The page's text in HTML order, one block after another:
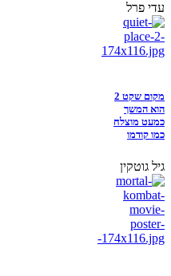
עדי פרל
מקום שקט 2
הוא המשך
כמעט מוצלח
כמו קודמו
גיל גוטקין